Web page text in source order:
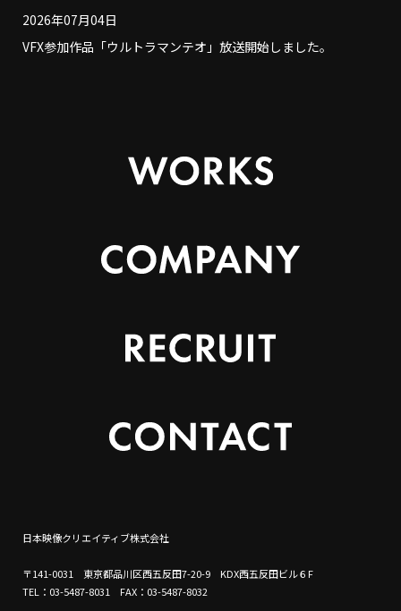
2026年07月04日
VFX参加作品「ウルトラマンテオ」放送開始しました。
日本映像クリエイティブ株式会社
〒141-0031 東京都品川区西五反田7-20-9 KDX西五反田ビル６F
TEL：03-5487-8031 FAX：03-5487-8032